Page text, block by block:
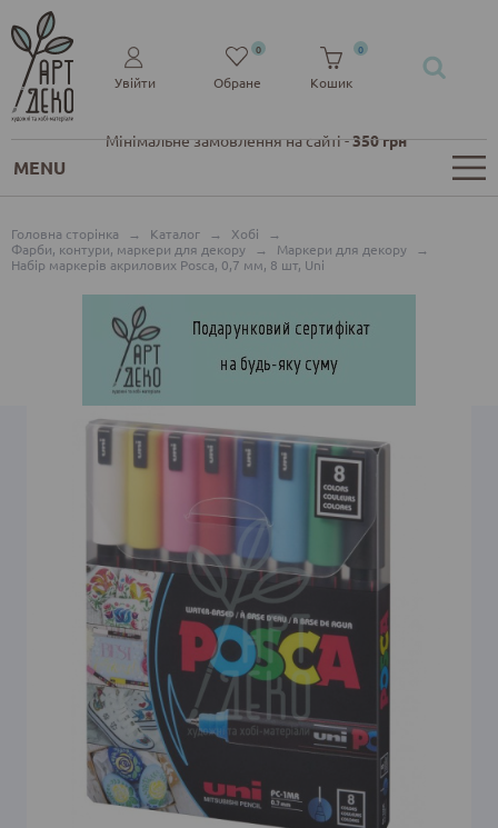
Мінімальне замовлення на сайті -350 грн
Увійти Обране
0
Кошик
0
MENU
Головна сторінка → Каталог → Хобі
→
Фарби, контури, маркери для декору
→ Маркери для декору
→
Набір маркерів акрилових Posca, 0,7 мм, 8 шт, Uni